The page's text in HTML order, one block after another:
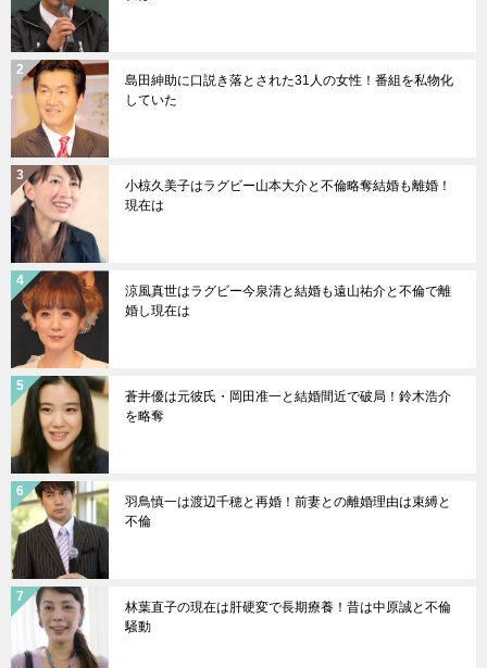
島田紳助に口説き落とされた31人の女性！番組を私物化
していた
小椋久美子はラグビー山本大介と不倫略奪結婚も離婚！
現在は
涼風真世はラグビー今泉清と結婚も遠山祐介と不倫で離
婚し現在は
蒼井優は元彼氏・岡田准一と結婚間近で破局！鈴木浩介
を略奪
羽鳥慎一は渡辺千穂と再婚！前妻との離婚理由は束縛と
不倫
林葉直子の現在は肝硬変で長期療養！昔は中原誠と不倫
騒動